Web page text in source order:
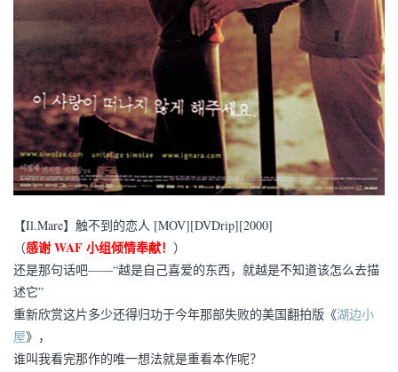
【Il.Mare】触不到的恋人 [MOV][DVDrip][2000]
（感谢 WAF 小组倾情奉献！ ）
还是那句话吧——“越是自己喜爱的东西，就越是不知道该怎么去描
述它”
重新欣赏这片多少还得归功于今年那部失败的美国翻拍版《湖边小
屋》，
谁叫我看完那作的唯一想法就是重看本作呢？